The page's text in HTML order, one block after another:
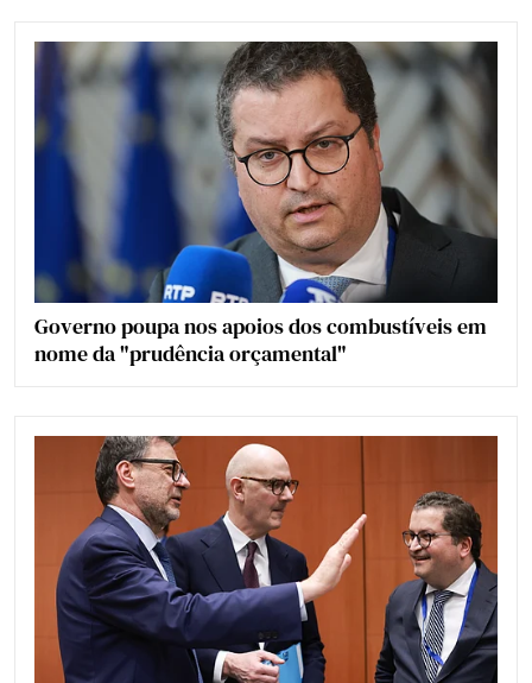
Governo poupa nos apoios dos combustíveis em
nome da "prudência orçamental"